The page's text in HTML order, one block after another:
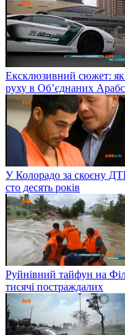
Ексклюзивний сюжет:
руху в Об’єднаних
У Колорадо за скоєну
сто десять років
Руйнівний тайфун на
тисячі постраждалих